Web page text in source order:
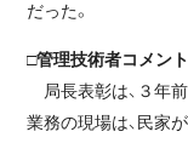
だった。
□管理技術者コメント
局長表彰は、３年
業務の現場は、民家